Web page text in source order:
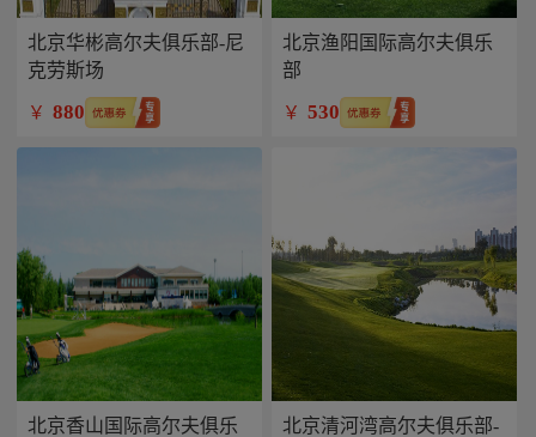
北京华彬高尔夫俱乐部-尼
克劳斯场
￥ 880
北京渔阳国际高尔夫俱乐
部
￥ 530
北京香山国际高尔夫俱乐
北京清河湾高尔夫俱乐部-